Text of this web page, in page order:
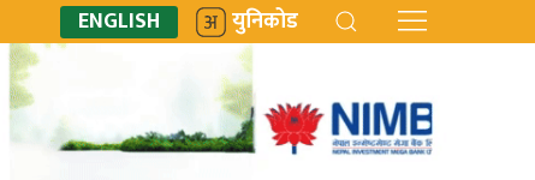
ENGLISH युनिकोड